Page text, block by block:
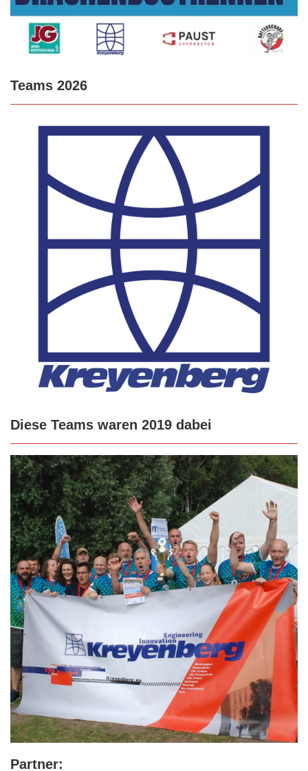
Teams 2026
Diese Teams waren 2019 dabei
Partner: